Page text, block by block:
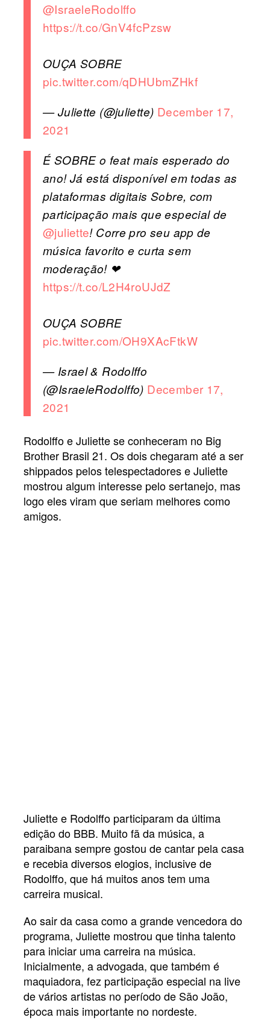
@IsraeleRodolffo
https://t.co/GnV4fcPzsw
OUÇA SOBRE
pic.twitter.com/qDHUbmZHkf
— Juliette (@juliette) December 17,
2021
É SOBRE o feat mais esperado do
ano! Já está disponível em todas as
plataformas digitais Sobre, com
participação mais que especial de
@juliette! Corre pro seu app de
música favorito e curta sem
moderação! ❤
https://t.co/L2H4roUJdZ
OUÇA SOBRE
pic.twitter.com/OH9XAcFtkW
— Israel & Rodolffo
(@IsraeleRodolffo) December 17,
2021
Rodolffo e Juliette se conheceram no Big
Brother Brasil 21. Os dois chegaram até a ser
shippados pelos telespectadores e Juliette
mostrou algum interesse pelo sertanejo, mas
logo eles viram que seriam melhores como
amigos.
Juliette e Rodolffo participaram da última
edição do BBB. Muito fã da música, a
paraibana sempre gostou de cantar pela casa
e recebia diversos elogios, inclusive de
Rodolffo, que há muitos anos tem uma
carreira musical.
Ao sair da casa como a grande vencedora do
programa, Juliette mostrou que tinha talento
para iniciar uma carreira na música.
Inicialmente, a advogada, que também é
maquiadora, fez participação especial na live
de vários artistas no período de São João,
época mais importante no nordeste.